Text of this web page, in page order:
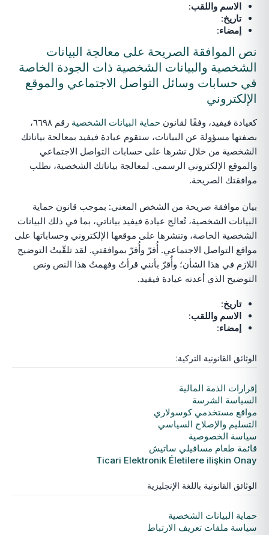
الاسم واللقب:
تاريخ:
إمضاء:
نص الموافقة الصريحة على معالجة البيانات
الشخصية والبيانات الشخصية ذات الجودة الخاصة
في حسابات وسائل التواصل الاجتماعي والموقع
الإلكتروني
كعيادة فيفيد، وفقًا لقانون حماية البيانات الشخصية
رقم ٦٦٩٨،
بصفتها مسؤولة عن البيانات، ستقوم عيادة فيفيد بمعالجة بياناتك
الشخصية من خلال نشرها على حسابات التواصل الاجتماعي
والموقع الإلكتروني الرسمي. لمعالجة بياناتك الشخصية، نطلب
موافقتك الصريحة.
بيان موافقة صريحة من الشخص المعني: بموجب قانون حماية
البيانات الشخصية، تُعالج عيادة فيفيد بياناتي، بما في ذلك البيانات
الشخصية الخاصة، وتنشرها على موقعها الإلكتروني وحساباتها على
مواقع التواصل الاجتماعي. أُقرّ وأُقرّ بموافقتي. لقد تلقّيتُ التوضيح
اللازم في هذا الشأن؛ وأُقرّ بأنني قرأتُ وفهمتُ هذا النص ونص
التوضيح الذي أعدته عيادة فيفيد.
تاريخ:
الاسم واللقب:
إمضاء:
الوثائق القانونية التركية:
إقرارات الذمة المالية
السياسة الشرسة
مواقع مستخدمي كوسولاري
التسليم والإصلاح السياسي
سياسة الخصوصية
قائمة طعام مسافيلي ساتيش
Ticari Elektronik Életilere ilişkin Onay
الوثائق القانونية باللغة الإنجليزية
حماية البيانات الشخصية
سياسة ملفات تعريف الارتباط